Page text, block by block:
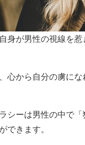
身が男性の視線を
心から自分の虜に
シーは男性の中で
できます。